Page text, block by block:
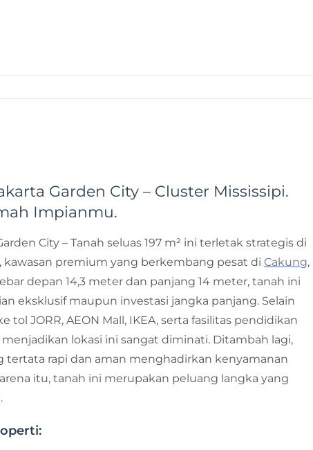
Jakarta Garden City - Kota Mandiri Jakarta Timur
Garden City – Cluster Mississipi.
Impianmu.
City – Tanah seluas 197 m² ini terletak strategis di
kawasan premium yang berkembang pesat di Cakung,
depan 14,3 meter dan panjang 14 meter, tanah ini
eksklusif maupun investasi jangka panjang. Selain
tol JORR, AEON Mall, IKEA, serta fasilitas pendidikan
lokasi ini sangat diminati. Ditambah lagi,
tertata rapi dan aman menghadirkan kenyamanan
itu, tanah ini merupakan peluang langka yang